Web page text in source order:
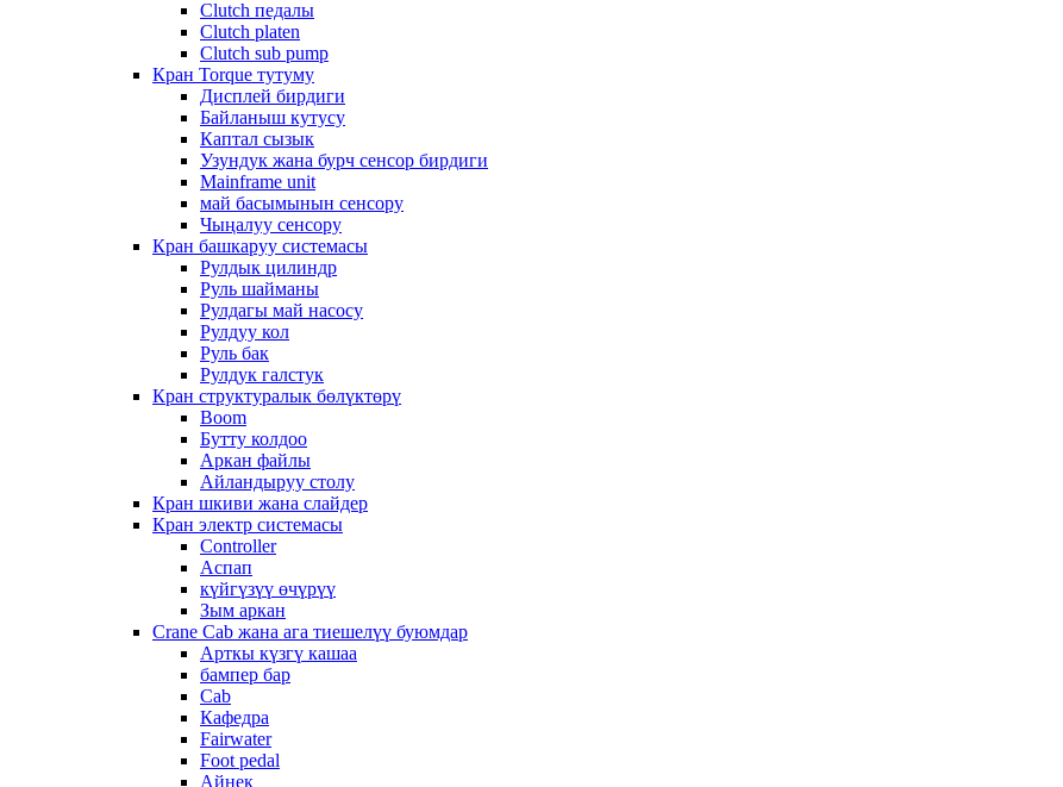
Clutch педалы
Clutch platen
Clutch sub pump
Кран Torque тутуму
Дисплей бирдиги
Байланыш кутусу
Каптал сызык
Узундук жана бурч сенсор бирдиги
Mainframe unit
май басымынын сенсору
Чыңалуу сенсору
Кран башкаруу системасы
Рулдык цилиндр
Руль шайманы
Рулдагы май насосу
Рулдуу кол
Руль бак
Рулдук галстук
Кран структуралык бөлүктөрү
Boom
Бутту колдоо
Аркан файлы
Айландыруу столу
Кран шкиви жана слайдер
Кран электр системасы
Controller
Аспап
күйгүзүү өчүрүү
Зым аркан
Crane Cab жана ага тиешелүү буюмдар
Арткы күзгү кашаа
бампер бар
Cab
Кафедра
Fairwater
Foot pedal
Айнек